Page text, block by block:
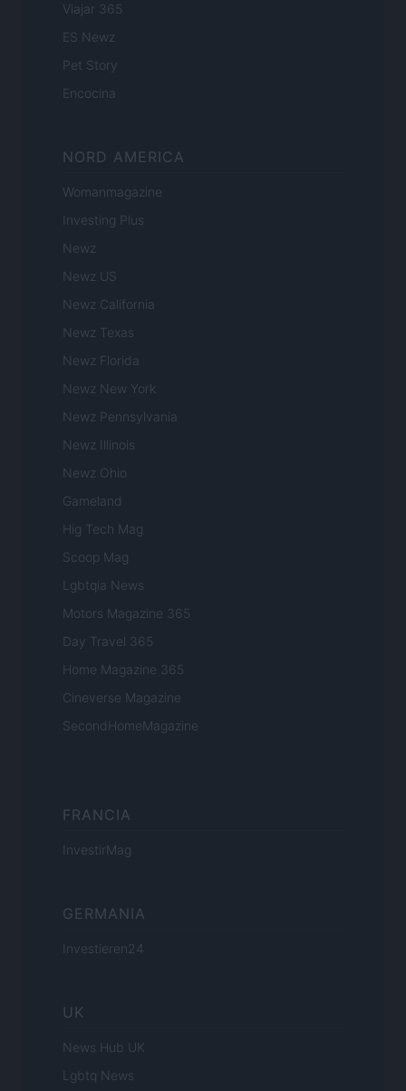
Viajar 365
ES Newz
Pet Story
Encocina
NORD AMERICA
Womanmagazine
Investing Plus
Newz
Newz US
Newz California
Newz Texas
Newz Florida
Newz New York
Newz Pennsylvania
Newz Illinois
Newz Ohio
Gameland
Hig Tech Mag
Scoop Mag
Lgbtqia News
Motors Magazine 365
Day Travel 365
Home Magazine 365
Cineverse Magazine
SecondHomeMagazine
FRANCIA
InvestirMag
GERMANIA
Investieren24
UK
News Hub UK
Lgbtq News